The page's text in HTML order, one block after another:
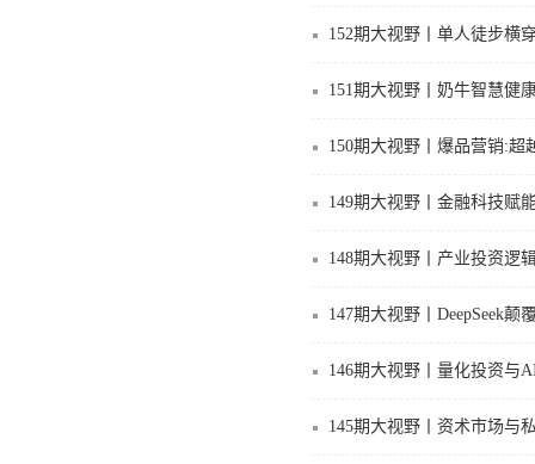
152期大视野丨单人徒步横
151期大视野丨奶牛智慧健
150期大视野丨爆品营销:超
149期大视野丨金融科技赋
148期大视野丨产业投资逻
147期大视野丨DeepSeek
146期大视野丨量化投资与
145期大视野丨资术市场与